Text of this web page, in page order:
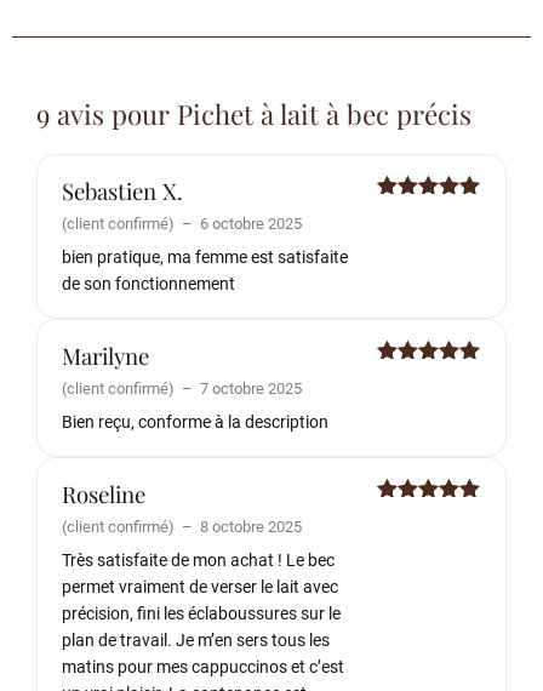
9 avis pour Pichet à lait à bec précis
Sebastien X.
(client confirmé) – 6 octobre 2025
bien pratique, ma femme est satisfaite
de son fonctionnement
Marilyne
(client confirmé) – 7 octobre 2025
Bien reçu, conforme à la description
Roseline
(client confirmé) – 8 octobre 2025
Très satisfaite de mon achat ! Le bec
permet vraiment de verser le lait avec
précision, fini les éclaboussures sur le
plan de travail. Je m’en sers tous les
matins pour mes cappuccinos et c’est